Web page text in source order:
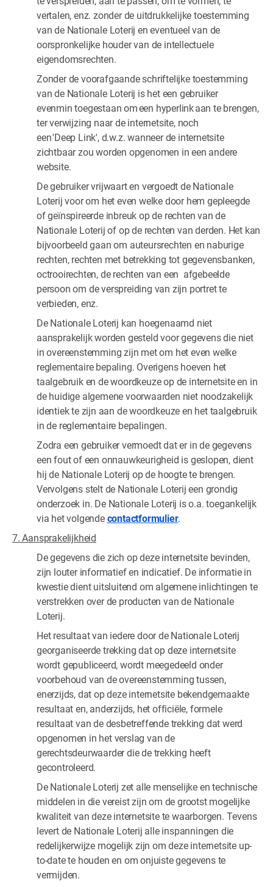
vertalen, enz. zonder de uitdrukkelijke toestemming
van de Nationale Loterij en eventueel van de
oorspronkelijke houder van de intellectuele
eigendomsrechten.
Zonder de voorafgaande schriftelijke toestemming
van de Nationale Loterij is het een gebruiker
evenmin toegestaan om een hyperlink aan te brengen,
ter verwijzing naar de internetsite, noch
een 'Deep Link', d.w.z. wanneer de internetsite
zichtbaar zou worden opgenomen in een andere
website.
De gebruiker vrijwaart en vergoedt de Nationale
Loterij voor om het even welke door hem gepleegde
of geïnspireerde inbreuk op de rechten van de
Nationale Loterij of op de rechten van derden. Het kan
bijvoorbeeld gaan om auteursrechten en naburige
rechten, rechten met betrekking tot gegevensbanken,
octrooirechten, de rechten van een afgebeelde
persoon om de verspreiding van zijn portret te
verbieden, enz.
De Nationale Loterij kan hoegenaamd niet
aansprakelijk worden gesteld voor gegevens die niet
in overeenstemming zijn met om het even welke
reglementaire bepaling. Overigens hoeven het
taalgebruik en de woordkeuze op de internetsite en in
de huidige algemene voorwaarden niet noodzakelijk
identiek te zijn aan de woordkeuze en het taalgebruik
in de reglementaire bepalingen.
Zodra een gebruiker vermoedt dat er in de gegevens
een fout of een onnauwkeurigheid is geslopen, dient
hij de Nationale Loterij op de hoogte te brengen.
Vervolgens stelt de Nationale Loterij een grondig
onderzoek in. De Nationale Loterij is o.a. toegankelijk
via het volgendecontactformulier.
7. Aansprakelijkheid
De gegevens die zich op deze internetsite bevinden,
zijn louter informatief en indicatief. De informatie in
kwestie dient uitsluitend om algemene inlichtingen te
verstrekken over de producten van de Nationale
Loterij.
Het resultaat van iedere door de Nationale Loterij
georganiseerde trekking dat op deze internetsite
wordt gepubliceerd, wordt meegedeeld onder
voorbehoud van de overeenstemming tussen,
enerzijds, dat op deze internetsite bekendgemaakte
resultaat en, anderzijds, het officiële, formele
resultaat van de desbetreffende trekking dat werd
opgenomen in het verslag van de
gerechtsdeurwaarder die de trekking heeft
gecontroleerd.
De Nationale Loterij zet alle menselijke en technische
middelen in die vereist zijn om de grootst mogelijke
kwaliteit van deze internetsite te waarborgen. Tevens
levert de Nationale Loterij alle inspanningen die
redelijkerwijze mogelijk zijn om deze internetsite up-
to-date te houden en om onjuiste gegevens te
vermijden.